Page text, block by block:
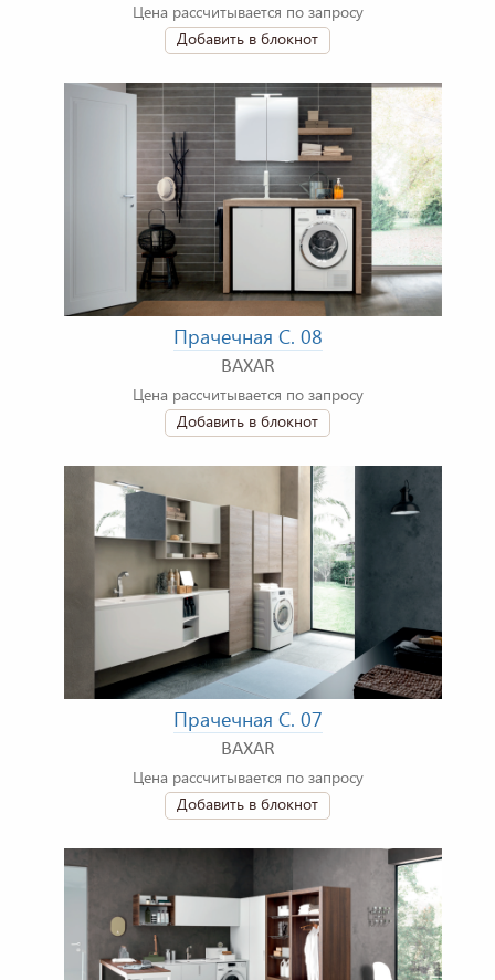
Цена рассчитывается по запросу
Добавить в блокнот
Прачечная C. 08
BAXAR
Цена рассчитывается по запросу
Добавить в блокнот
Прачечная C. 07
BAXAR
Цена рассчитывается по запросу
Добавить в блокнот